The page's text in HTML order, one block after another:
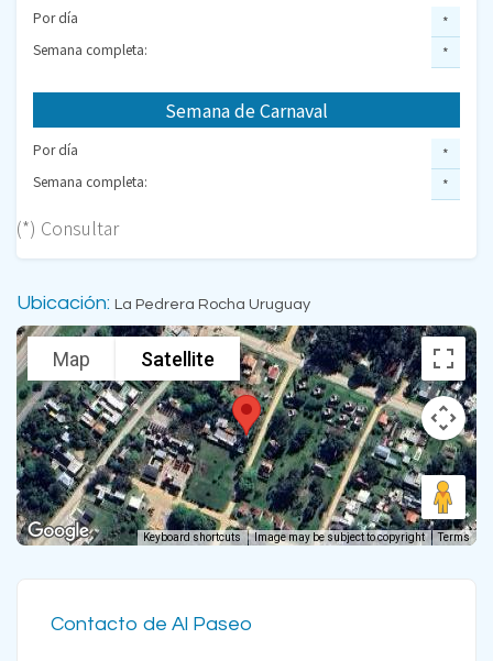
Por día
Semana completa:
*
*
Semana de Carnaval
Por día
Semana completa:
*
*
(*) Consultar
Ubicación: La Pedrera Rocha Uruguay
Map Satellite
Keyboard shortcuts Image may be subject to copyright Terms
Contacto de Al Paseo